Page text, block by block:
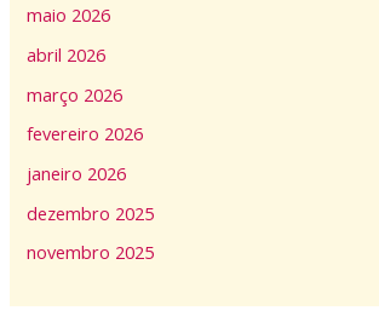
maio 2026
abril 2026
março 2026
fevereiro 2026
janeiro 2026
dezembro 2025
novembro 2025